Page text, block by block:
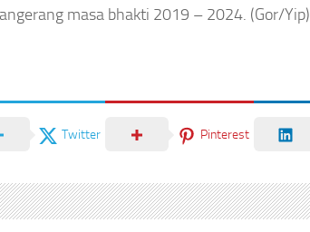
masa bhakti 2019 – 2024. (Gor/Yip)
Twitter Pinterest